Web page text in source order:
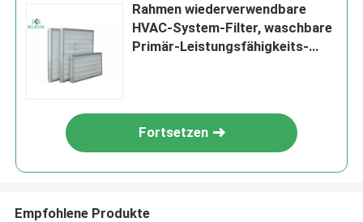
Rahmen wiederverwendbare
HVAC-System-Filter, waschbare
Primär-Leistungsfähigkeits-
Fortsetzen
Empfohlene Produkte